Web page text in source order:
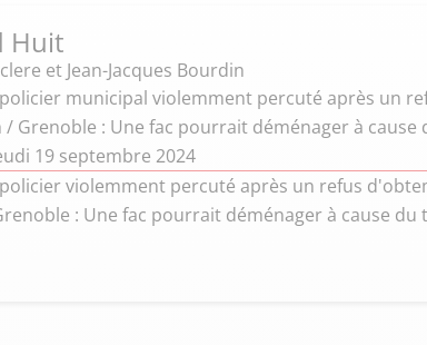
Huit
et Jean-Jacques Bourdin
municipal violemment percuté après un
/ Grenoble : Une fac pourrait déménager à cause
19 septembre 2024
violemment percuté après un refus
: Une fac pourrait déménager à cause du